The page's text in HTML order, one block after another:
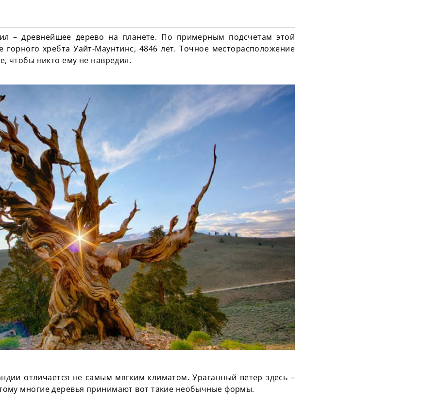
– древнейшее дерево на планете. По примерным подсчетам этой
горного хребта Уайт-Маунтинс, 4846 лет. Точное месторасположение
чтобы никто ему не навредил.
отличается не самым мягким климатом. Ураганный ветер здесь –
многие деревья принимают вот такие необычные формы.